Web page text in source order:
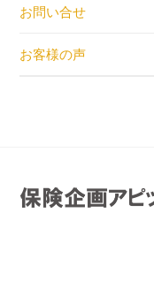
お問い合せ
お客様の声